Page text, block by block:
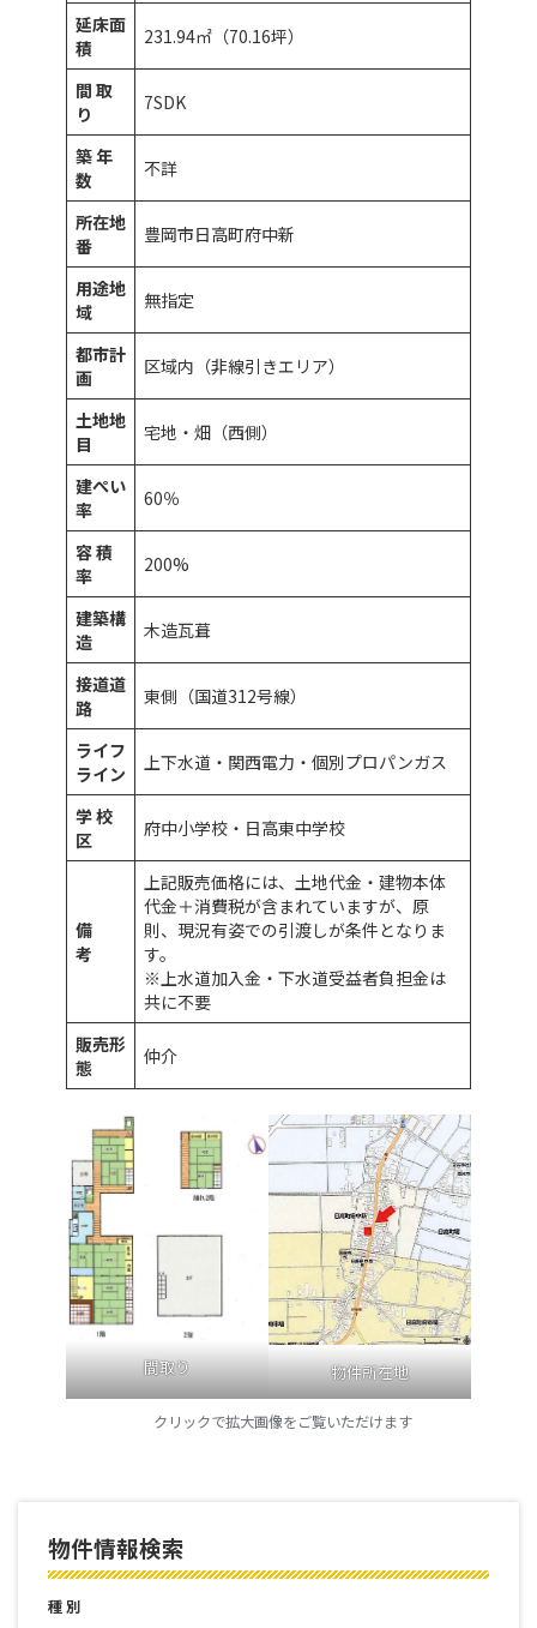
延床面
積
231.94㎡（70.16坪）
間 取
り
7SDK
築 年
数
不詳
所在地
番
豊岡市日高町府中新
用途地
域
無指定
都市計
画
区域内（非線引きエリア）
土地地
目
宅地・畑（西側）
建ぺい
率
60％
容 積
率
200%
建築構
造
木造瓦葺
接道道
路
東側（国道312号線）
ライフ
ライン
上下水道・関西電力・個別プロパンガス
学 校
区
府中小学校・日高東中学校
備
考
上記販売価格には、土地代金・建物本体
代金＋消費税が含まれていますが、原
則、現況有姿での引渡しが条件となりま
す。
※上水道加入金・下水道受益者負担金は
共に不要
販売形
態
仲介
間取り 物件所在地
クリックで拡大画像をご覧いただけます
物件情報検索
種 別